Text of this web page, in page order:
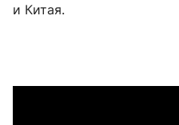
и Китая.